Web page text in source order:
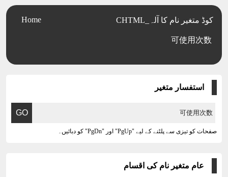
CHTML_کوڈ متغیر نام کا آلہ
可使用次数
Home
استفسار متغیر
صفحات کو تیزی سے پلٹنے کے لیے "PgUp" اور "PgDn" کو دبائیں۔
عام متغیر نام کی اقسام